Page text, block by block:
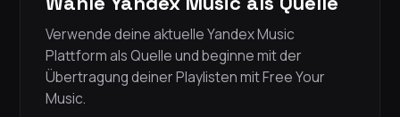
Verwende deine aktuelle Yandex Music
Plattform als Quelle und beginne mit der
Übertragung deiner Playlisten mit Free Your
Music.